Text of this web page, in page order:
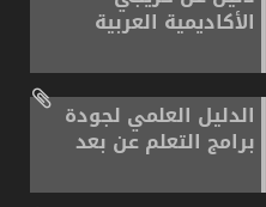
الأكاديمية العربية
الدليل العلمي لجودة
برامج التعلم عن بعد